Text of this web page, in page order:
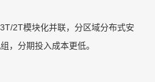
2T模块化并联，分区域分布式安
，分期投入成本更低。